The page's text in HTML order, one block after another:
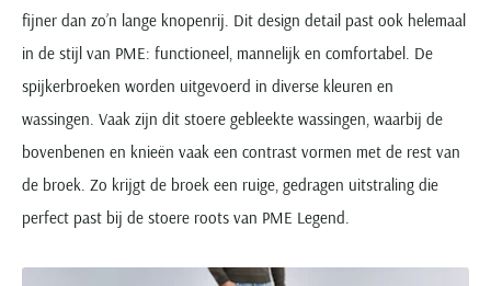
fijner dan zo’n lange knopenrij. Dit design detail past ook helemaal
in de stijl van PME: functioneel, mannelijk en comfortabel. De
spijkerbroeken worden uitgevoerd in diverse kleuren en
wassingen. Vaak zijn dit stoere gebleekte wassingen, waarbij de
bovenbenen en knieën vaak een contrast vormen met de rest van
de broek. Zo krijgt de broek een ruige, gedragen uitstraling die
perfect past bij de stoere roots van PME Legend.